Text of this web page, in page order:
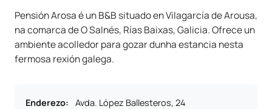
Pensión Arosa é un B&B situado en Vilagarcía de Arousa,
na comarca de O Salnés, Rías Baixas, Galicia. Ofrece un
ambiente acolledor para gozar dunha estancia nesta
fermosa rexión galega.
Enderezo:
Avda. López Ballesteros, 24